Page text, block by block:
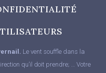
Le vent souffle dans la
qu’il doit prendre; … Votre